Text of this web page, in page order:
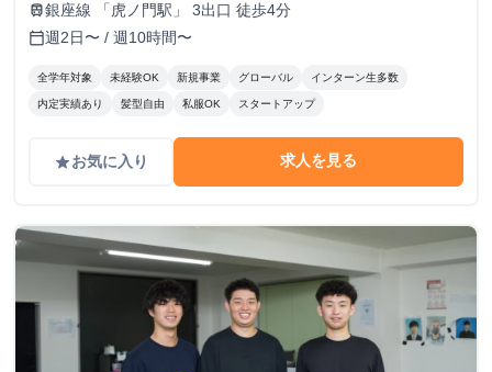
門タワー 16階
train銀座線 「虎ノ門駅」 3出口 徒歩4分
calendar_today週2日〜 / 週10時間〜
全学年対象 未経験OK 新規事業 グローバル インターン生多数
内定実績あり 髪型自由 私服OK スタートアップ
gradeお気に入り 求人を見る